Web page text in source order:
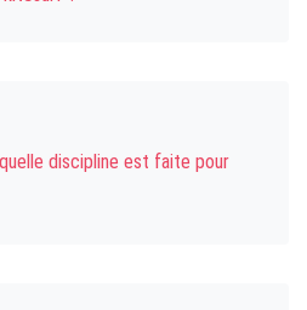
discipline est faite pour